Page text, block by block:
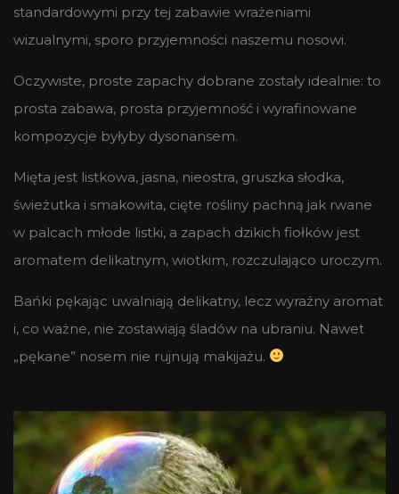
standardowymi przy tej zabawie wrażeniami
wizualnymi, sporo przyjemności naszemu nosowi.
Oczywiste, proste zapachy dobrane zostały idealnie: to
prosta zabawa, prosta przyjemność i wyrafinowane
kompozycje byłyby dysonansem.
Mięta jest listkowa, jasna, nieostra, gruszka słodka,
świeżutka i smakowita, cięte rośliny pachną jak rwane
w palcach młode listki, a zapach dzikich fiołków jest
aromatem delikatnym, wiotkim, rozczulająco uroczym.
Bańki pękając uwalniają delikatny, lecz wyraźny aromat
i, co ważne, nie zostawiają śladów na ubraniu. Nawet
„pękane” nosem nie rujnują makijażu.